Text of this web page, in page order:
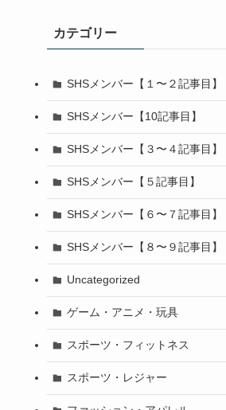
カテゴリー
SHSメンバー【１〜２記事目】
SHSメンバー【10記事目】
SHSメンバー【３〜４記事目】
SHSメンバー【５記事目】
SHSメンバー【６〜７記事目】
SHSメンバー【８〜９記事目】
Uncategorized
ゲーム・アニメ・玩具
スポーツ・フィットネス
スポーツ・レジャー